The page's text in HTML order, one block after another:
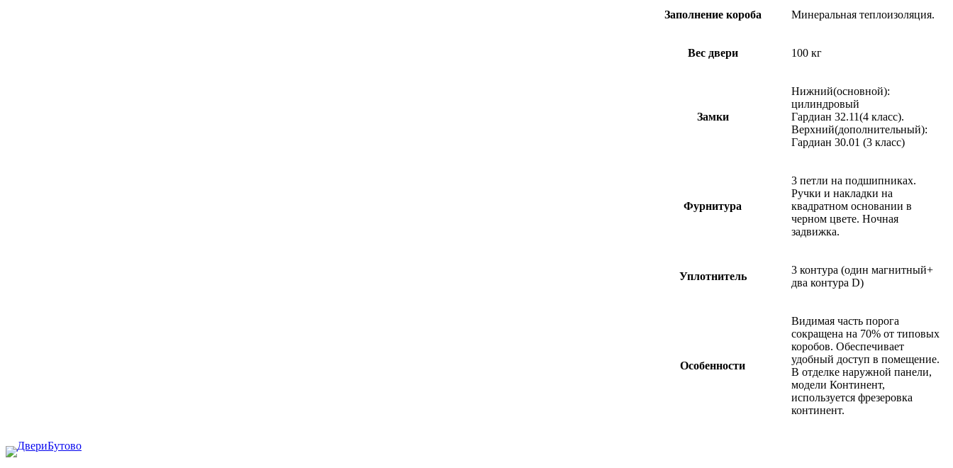
Заполнение короба Минеральная теплоизоляция.
Вес двери 100 кг
Замки
Нижний(основной):
цилиндровый
Гардиан 32.11(4 класс).
Верхний(дополнительный):
Гардиан 30.01 (3 класс)
Фурнитура
3 петли на подшипниках.
Ручки и накладки на
квадратном основании в
черном цвете. Ночная
задвижка.
Уплотнитель
3 контура (один магнитный+
два контура D)
Особенности
Видимая часть порога
сокращена на 70% от типовых
коробов. Обеспечивает
удобный доступ в помещение.
В отделке наружной панели,
модели Континент,
используется фрезеровка
континент.